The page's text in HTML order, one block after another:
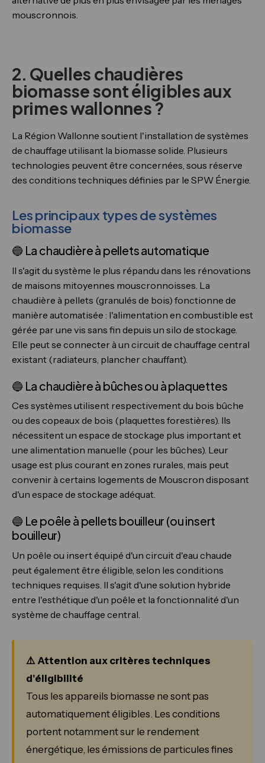
mouscronnois.
2. Quelles chaudières
biomasse sont éligibles aux
primes wallonnes ?
La Région Wallonne soutient l'installation de systèmes
de chauffage utilisant la biomasse solide. Plusieurs
technologies peuvent être concernées, sous réserve
des conditions techniques définies par le SPW Énergie.
Les principaux types de systèmes
biomasse
🔵 La chaudière à pellets automatique
Il s'agit du système le plus répandu dans les rénovations
de maisons mitoyennes mouscronnoisses. La
chaudière à pellets (granulés de bois) fonctionne de
manière automatisée : l'alimentation en combustible est
gérée par une vis sans fin depuis un silo de stockage.
Elle peut se connecter à un circuit de chauffage central
existant (radiateurs, plancher chauffant).
🔵 La chaudière à bûches ou à plaquettes
Ces systèmes utilisent respectivement du bois bûche
ou des copeaux de bois (plaquettes forestières). Ils
nécessitent un espace de stockage plus important et
une alimentation manuelle (pour les bûches). Leur
usage est plus courant en zones rurales, mais peut
convenir à certains logements de Mouscron disposant
d'un espace de stockage adéquat.
🔵 Le poêle à pellets bouilleur (ou insert
bouilleur)
Un poêle ou insert équipé d'un circuit d'eau chaude
peut également être éligible, selon les conditions
techniques requises. Il s'agit d'une solution hybride
entre l'esthétique d'un poêle et la fonctionnalité d'un
système de chauffage central.
⚠️ Attention aux critères techniques
d'éligibilité
Tous les appareils biomasse ne sont pas
automatiquement éligibles. Les conditions
portent notamment sur le rendement
énergétique, les émissions de particules fines